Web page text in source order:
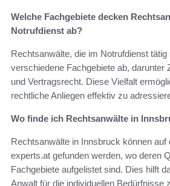
Welche Fachgebiete decken
Notrufdienst ab?
Rechtsanwälte, die im Notrufdienst
verschiedene Fachgebiete ab, darunter
und Vertragsrecht. Diese Vielfalt
rechtliche Anliegen effektiv zu
Wo finde ich Rechtsanwälte in
Rechtsanwälte in Innsbruck können auf
experts.at gefunden werden, wo deren
Fachgebiete aufgelistet sind. Dies hilft
Anwalt für die individuellen Bedürfnisse